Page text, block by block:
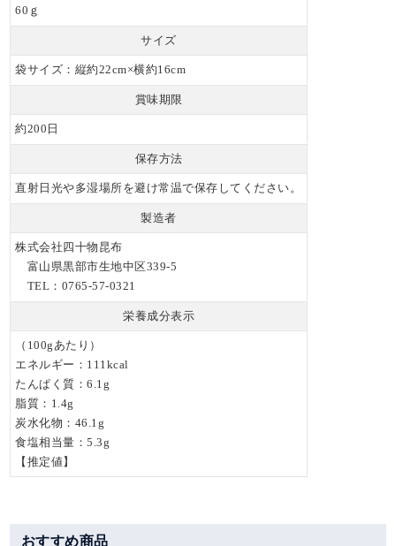
60ｇ
サイズ
袋サイズ：縦約22cm×横約16cm
賞味期限
約200日
保存方法
直射日光や多湿場所を避け常温で保存してください。
製造者
株式会社四十物昆布
富山県黒部市生地中区339-5
TEL：0765-57-0321
栄養成分表示
（100gあたり）
エネルギー：111kcal
たんぱく質：6.1g
脂質：1.4g
炭水化物：46.1g
食塩相当量：5.3g
【推定値】
おすすめ商品